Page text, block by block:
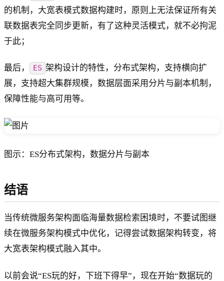
的机制，大宽表模式数据构建时，原则上无法保证所有关
联数据表完全同步更新，有了这种灵活模式，就不必拘泥
于此；
最后， ES 架构设计的特性，分布式架构，支持横向扩
展，支持超大集群规模，数据层面采用分片与副本机制，
保障性能与高可用等。
图示：ES分布式架构，数据分片与副本
结语
当传统微服务架构面临海量数据检索困境时，不要试图继
续在微服务架构模式中优化，记得尝试数据架构转变，将
大宽表架构模式融入其中。
以前会说“ES玩的好，下班下得早”，现在开始“数据玩的